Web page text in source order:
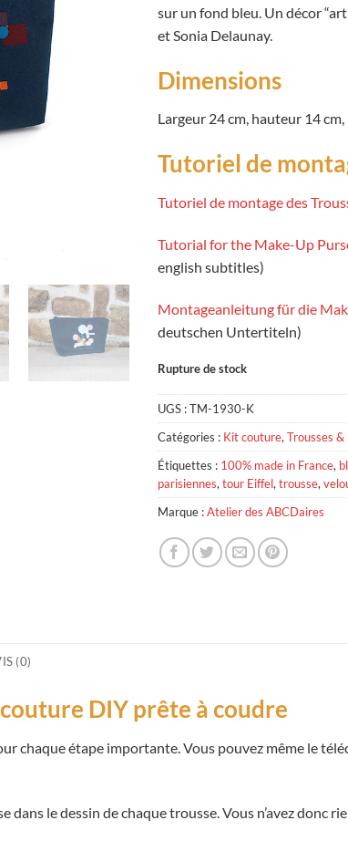
sur un fond bleu. Un décor
et Sonia Delaunay.
Dimensions
Largeur 24 cm, hauteur 14
Tutoriel de
Tutoriel de montage des
Tutorial for the Make-Up
english subtitles)
Montageanleitung für die
deutschen Untertiteln)
Rupture de stock
UGS :TM-1930-K
Catégories : Kit couture,Trousses
Étiquettes : 100% made in France,
parisiennes,tour Eiffel,trousse,
Marque :Atelier des ABCDaires
(0)
DIY prête à coudre
chaque étape importante. Vous pouvez même le
le dessin de chaque trousse. Vous n’avez donc